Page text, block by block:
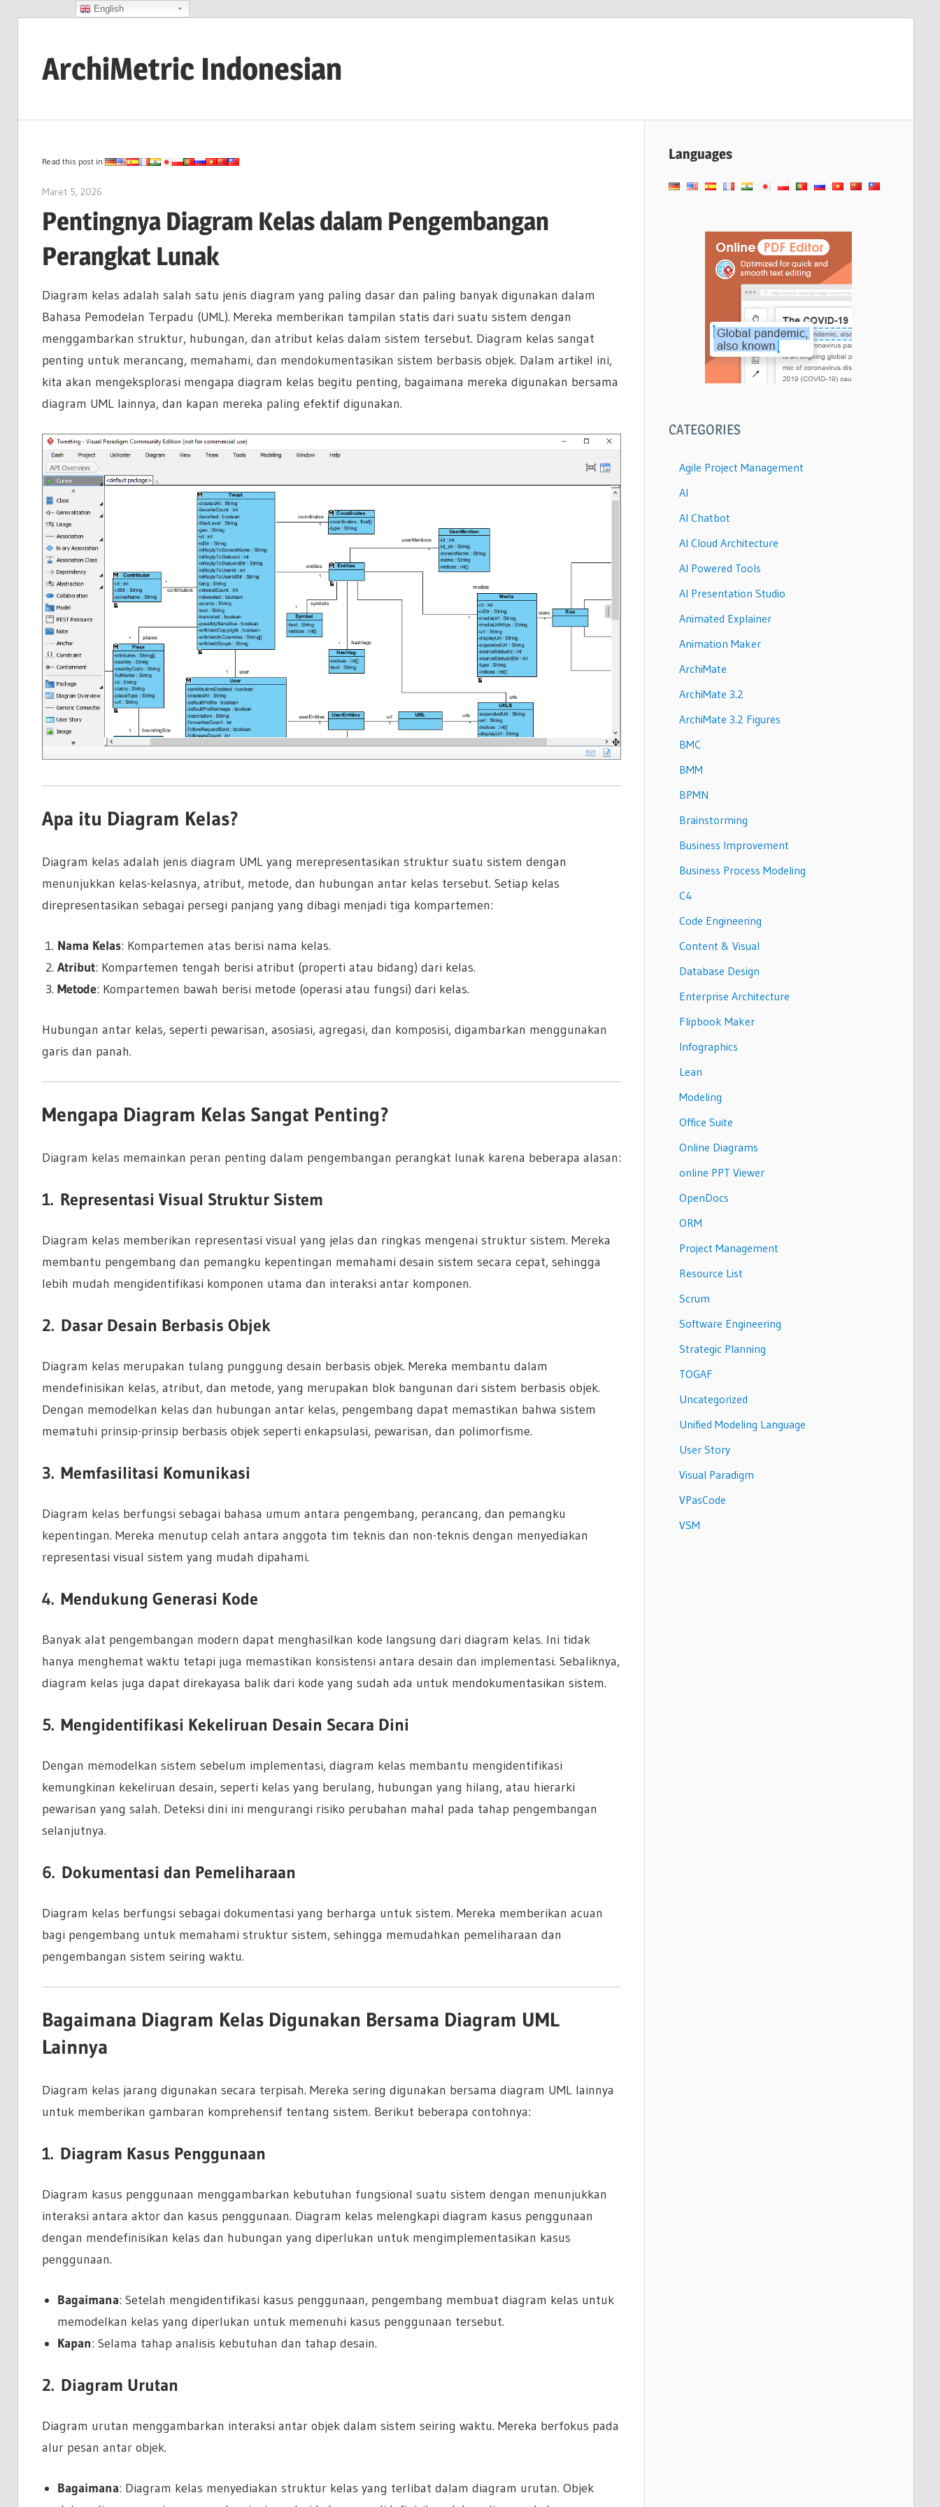
contentArchiMetric Indonesian
Dev
Scrum,
More
Read this post in:
Maret 5, 2026
Pentingnya Diagram Kelas dalam Pengembangan
Perangkat Lunak
Diagram kelas adalah salah satu jenis diagram yang paling dasar dan paling banyak digunakan dalam
Bahasa Pemodelan Terpadu (UML). Mereka memberikan tampilan statis dari suatu sistem dengan
menggambarkan struktur, hubungan, dan atribut kelas dalam sistem tersebut. Diagram kelas sangat
penting untuk merancang, memahami, dan mendokumentasikan sistem berbasis objek. Dalam artikel ini,
kita akan mengeksplorasi mengapa diagram kelas begitu penting, bagaimana mereka digunakan bersama
diagram UML lainnya, dan kapan mereka paling efektif digunakan.
Apa itu Diagram Kelas?
Diagram kelas adalah jenis diagram UML yang merepresentasikan struktur suatu sistem dengan
menunjukkan kelas-kelasnya, atribut, metode, dan hubungan antar kelas tersebut. Setiap kelas
direpresentasikan sebagai persegi panjang yang dibagi menjadi tiga kompartemen:
Nama Kelas: Kompartemen atas berisi nama kelas.
Atribut: Kompartemen tengah berisi atribut (properti atau bidang) dari kelas.
Metode: Kompartemen bawah berisi metode (operasi atau fungsi) dari kelas.
Hubungan antar kelas, seperti pewarisan, asosiasi, agregasi, dan komposisi, digambarkan menggunakan
garis dan panah.
Mengapa Diagram Kelas Sangat Penting?
Diagram kelas memainkan peran penting dalam pengembangan perangkat lunak karena beberapa alasan:
1. Representasi Visual Struktur Sistem
Diagram kelas memberikan representasi visual yang jelas dan ringkas mengenai struktur sistem. Mereka
membantu pengembang dan pemangku kepentingan memahami desain sistem secara cepat, sehingga
lebih mudah mengidentifikasi komponen utama dan interaksi antar komponen.
2. Dasar Desain Berbasis Objek
Diagram kelas merupakan tulang punggung desain berbasis objek. Mereka membantu dalam
mendefinisikan kelas, atribut, dan metode, yang merupakan blok bangunan dari sistem berbasis objek.
Dengan memodelkan kelas dan hubungan antar kelas, pengembang dapat memastikan bahwa sistem
mematuhi prinsip-prinsip berbasis objek seperti enkapsulasi, pewarisan, dan polimorfisme.
3. Memfasilitasi Komunikasi
Diagram kelas berfungsi sebagai bahasa umum antara pengembang, perancang, dan pemangku
kepentingan. Mereka menutup celah antara anggota tim teknis dan non-teknis dengan menyediakan
representasi visual sistem yang mudah dipahami.
4. Mendukung Generasi Kode
Banyak alat pengembangan modern dapat menghasilkan kode langsung dari diagram kelas. Ini tidak
hanya menghemat waktu tetapi juga memastikan konsistensi antara desain dan implementasi. Sebaliknya,
diagram kelas juga dapat direkayasa balik dari kode yang sudah ada untuk mendokumentasikan sistem.
5. Mengidentifikasi Kekeliruan Desain Secara Dini
Dengan memodelkan sistem sebelum implementasi, diagram kelas membantu mengidentifikasi
kemungkinan kekeliruan desain, seperti kelas yang berulang, hubungan yang hilang, atau hierarki
pewarisan yang salah. Deteksi dini ini mengurangi risiko perubahan mahal pada tahap pengembangan
selanjutnya.
6. Dokumentasi dan Pemeliharaan
Diagram kelas berfungsi sebagai dokumentasi yang berharga untuk sistem. Mereka memberikan acuan
bagi pengembang untuk memahami struktur sistem, sehingga memudahkan pemeliharaan dan
pengembangan sistem seiring waktu.
Bagaimana Diagram Kelas Digunakan Bersama Diagram UML
Lainnya
Diagram kelas jarang digunakan secara terpisah. Mereka sering digunakan bersama diagram UML lainnya
untuk memberikan gambaran komprehensif tentang sistem. Berikut beberapa contohnya:
1. Diagram Kasus Penggunaan
Diagram kasus penggunaan menggambarkan kebutuhan fungsional suatu sistem dengan menunjukkan
interaksi antara aktor dan kasus penggunaan. Diagram kelas melengkapi diagram kasus penggunaan
dengan mendefinisikan kelas dan hubungan yang diperlukan untuk mengimplementasikan kasus
penggunaan.
Bagaimana: Setelah mengidentifikasi kasus penggunaan, pengembang membuat diagram kelas untuk
memodelkan kelas yang diperlukan untuk memenuhi kasus penggunaan tersebut.
Kapan: Selama tahap analisis kebutuhan dan tahap desain.
2. Diagram Urutan
Diagram urutan menggambarkan interaksi antar objek dalam sistem seiring waktu. Mereka berfokus pada
alur pesan antar objek.
Bagaimana: Diagram kelas menyediakan struktur kelas yang terlibat dalam diagram urutan. Objek
Languages
CATEGORIES
Agile Project Management
AI
AI Chatbot
AI Cloud Architecture
AI Powered Tools
AI Presentation Studio
Animated Explainer
Animation Maker
ArchiMate
ArchiMate 3.2
ArchiMate 3.2 Figures
BMC
BMM
BPMN
Brainstorming
Business Improvement
Business Process Modeling
C4
Code Engineering
Content & Visual
Database Design
Enterprise Architecture
Flipbook Maker
Infographics
Lean
Modeling
Office Suite
Online Diagrams
online PPT Viewer
OpenDocs
ORM
Project Management
Resource List
Scrum
Software Engineering
Strategic Planning
TOGAF
Uncategorized
Unified Modeling Language
User Story
Visual Paradigm
VPasCode
VSM
English